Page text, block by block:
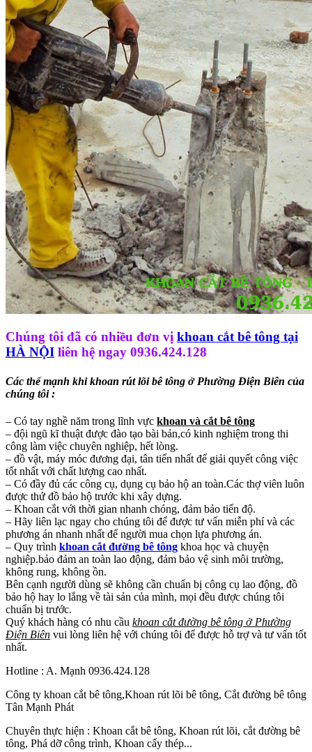
Chúng tôi đã có nhiều đơn vị khoan cắt bê tông tại
HÀ NỘI liên hệ ngay 0936.424.128
Các thế mạnh khi khoan rút lõi bê tông ở Phường Điện Biên của
chúng tôi :
– Có tay nghề năm trong lĩnh vực khoan và cắt bê tông
– đội ngũ kĩ thuật được đào tạo bài bản,có kinh nghiệm trong thi
công làm việc chuyên nghiệp, hết lòng.
– đồ vật, máy móc đương đại, tân tiến nhất để giải quyết công việc
tốt nhất với chất lượng cao nhất.
– Có đầy đủ các công cụ, dụng cụ bảo hộ an toàn.Các thợ viên luôn
được thứ đồ bảo hộ trước khi xây dựng.
– Khoan cắt với thời gian nhanh chóng, đảm bảo tiến độ.
– Hãy liên lạc ngay cho chúng tôi để được tư vấn miễn phí và các
phương án nhanh nhất để người mua chọn lựa phương án.
– Quy trình khoan cắt đường bê tông khoa học và chuyện
nghiệp.bảo đảm an toàn lao động, đảm bảo vệ sinh môi trường,
không rung, không ồn.
Bên cạnh người dùng sẽ không cần chuẩn bị công cụ lao động, đồ
bảo hộ hay lo lắng về tài sản của mình, mọi đều được chúng tôi
chuẩn bị trước.
Quý khách hàng có nhu cầu khoan cắt đường bê tông ở Phường
Điện Biên vui lòng liên hệ với chúng tôi để được hỗ trợ và tư vấn tốt
nhất.
Hotline : A. Mạnh 0936.424.128
Công ty khoan cắt bê tông,Khoan rút lõi bê tông, Cắt đường bê tông
Tân Mạnh Phát
Chuyên thực hiện : Khoan cắt bê tông, Khoan rút lõi, cắt đường bê
tông, Phá dỡ công trình, Khoan cấy thép...